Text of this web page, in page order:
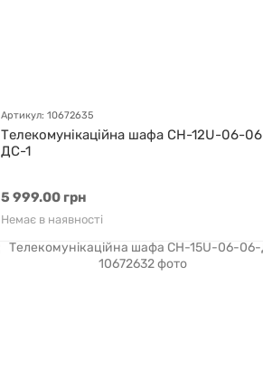
Артикул: 10672635
Телекомунікаційна шафа СН-12U-06-
ДС-1
5 999.00 грн
Немає в наявності